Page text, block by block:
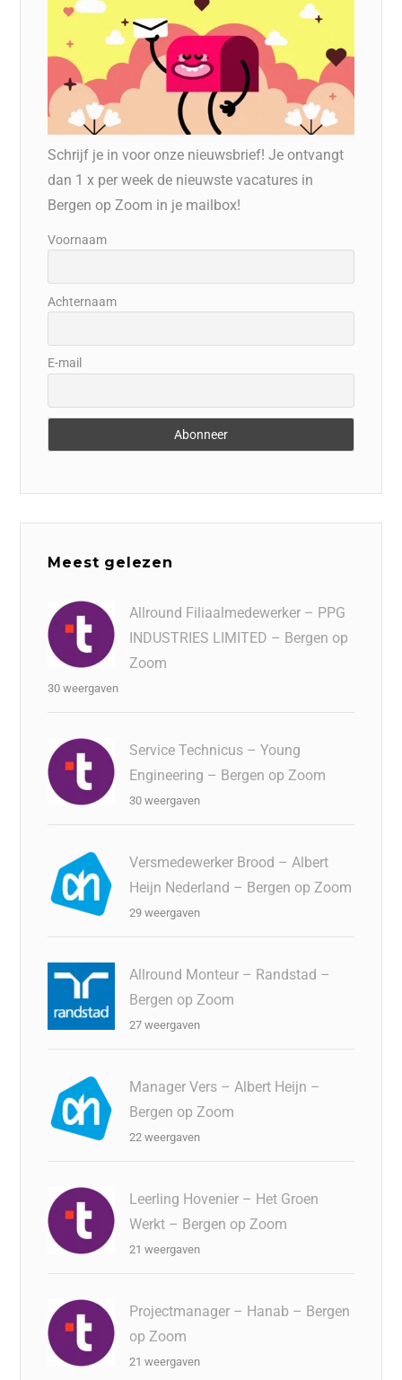
Schrijf je in voor onze nieuwsbrief! Je ontvangt
dan 1 x per week de nieuwste vacatures in
Bergen op Zoom in je mailbox!
Voornaam
Achternaam
E-mail
Meest gelezen
Allround Filiaalmedewerker – PPG
INDUSTRIES LIMITED – Bergen op
Zoom
30 weergaven
Service Technicus – Young
Engineering – Bergen op Zoom
30 weergaven
Versmedewerker Brood – Albert
Heijn Nederland – Bergen op Zoom
29 weergaven
Allround Monteur – Randstad –
Bergen op Zoom
27 weergaven
Manager Vers – Albert Heijn –
Bergen op Zoom
22 weergaven
Leerling Hovenier – Het Groen
Werkt – Bergen op Zoom
21 weergaven
Projectmanager – Hanab – Bergen
op Zoom
21 weergaven